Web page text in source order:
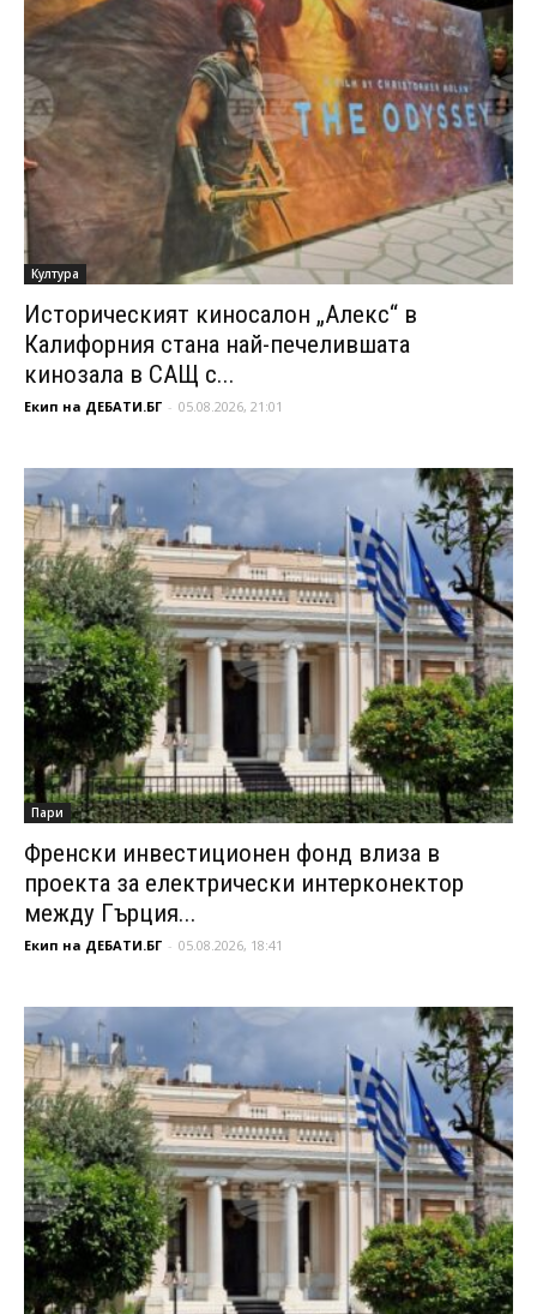
Култура
Историческият киносалон „Алекс“ в
Калифорния стана най-печелившата
кинозала в САЩ с...
Екип на ДЕБАТИ.БГ - 05.08.2026, 21:01
Пари
Френски инвестиционен фонд влиза в
проекта за електрически интерконектор
между Гърция...
Екип на ДЕБАТИ.БГ - 05.08.2026, 18:41